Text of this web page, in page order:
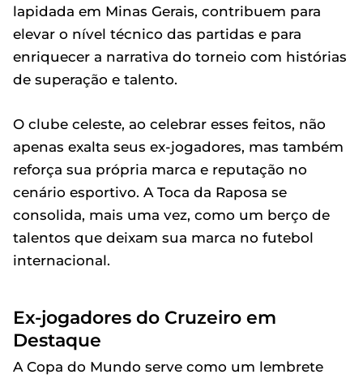
lapidada em Minas Gerais, contribuem para
elevar o nível técnico das partidas e para
enriquecer a narrativa do torneio com histórias
de superação e talento.
O clube celeste, ao celebrar esses feitos, não
apenas exalta seus ex-jogadores, mas também
reforça sua própria marca e reputação no
cenário esportivo. A Toca da Raposa se
consolida, mais uma vez, como um berço de
talentos que deixam sua marca no futebol
internacional.
Ex-jogadores do Cruzeiro em
Destaque
A Copa do Mundo serve como um lembrete